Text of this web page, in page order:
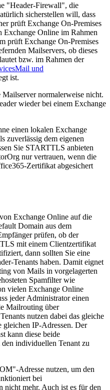
"Header-Firewall", die
sicherstellen will, dass
prüft Exchange On-Premises
Exchange Online im Rahmen
prüft Exchange On-Premises
Mailservers, ob dieses
bzw. im Rahmen der
und
ist.
Mailserver normalerweise nicht.
wieder bei einem Exchange
einen lokalen Exchange
zuverlässig dem eigenen
Sie STARTTLS anbieten
nur vertrauen, wenn die
Zertifikat abgesichert
Exchange Online auf die
Domain aus dem
prüfen, ob der
mit einem Clientzertifikat
dann sollten Sie eine
Tenants haben. Damit eignet
von Mails in vorgelagerten
Spamfilter wie
vielen Exchange Online
jeder Administrator einen
Mailrouting über
nutzen dabei das gleiche
IP-Adressen. Der
kann diese beide
individuellen Tenant zu
Adresse nutzen, um den
bei
nicht mehr. Auch ist es für den